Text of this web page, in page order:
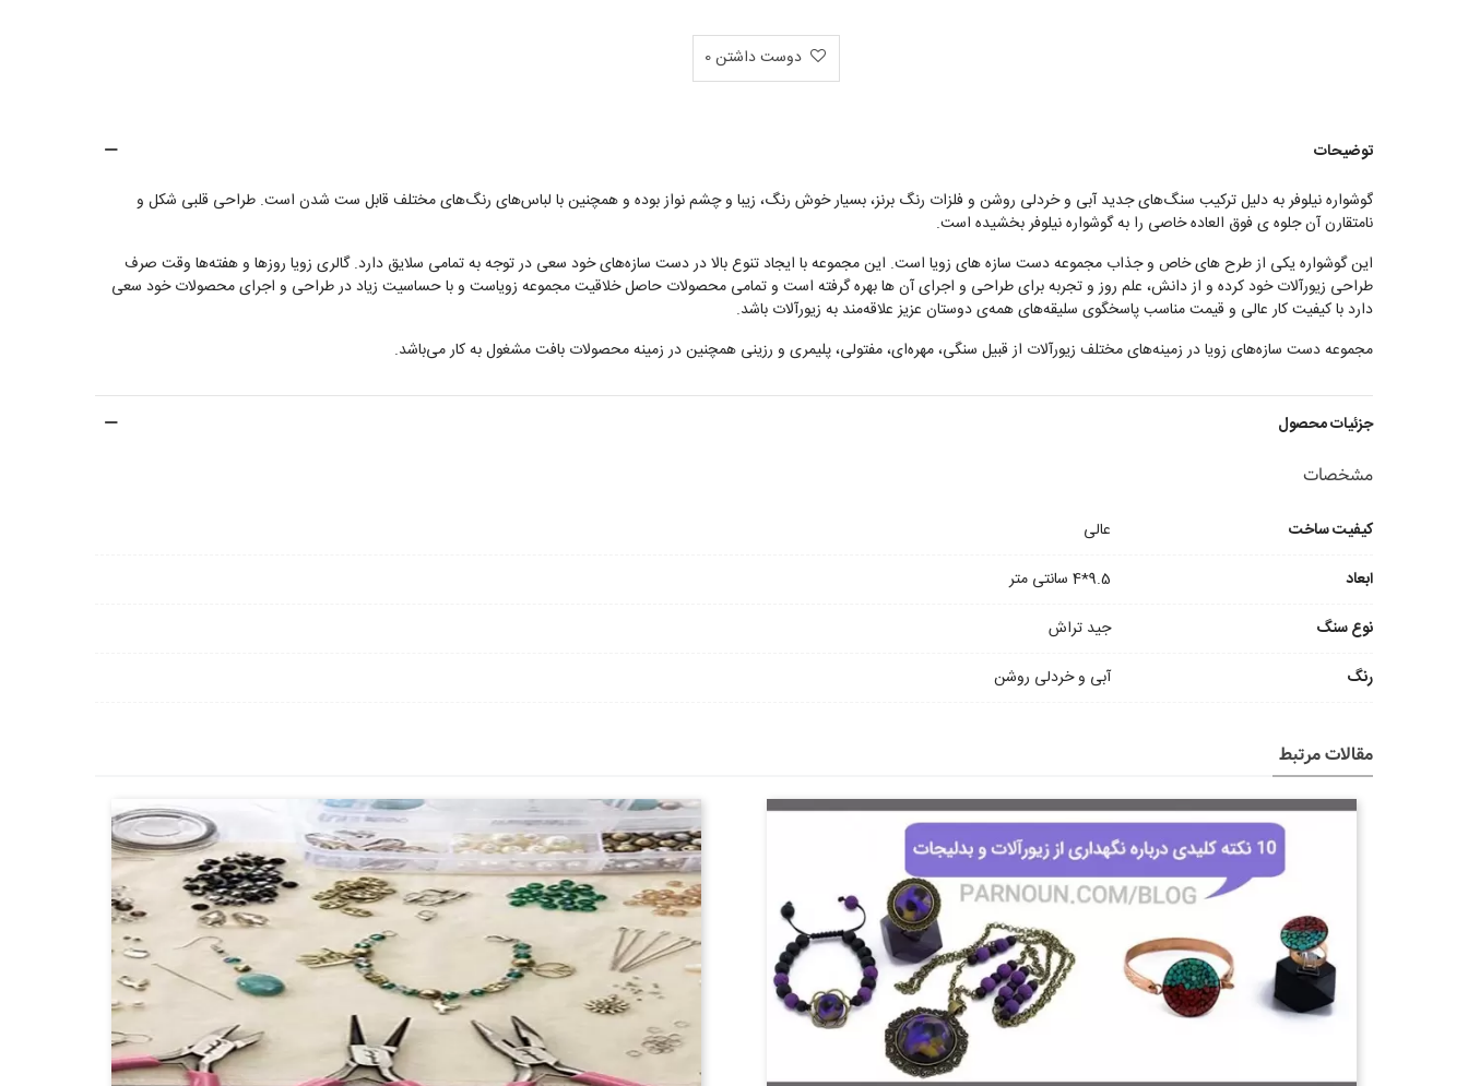
دوست داشتن0
توضیحات
گوشواره نیلوفر به دلیل ترکیب سنگ‌های جدید آبی و خردلی روشن و فلزات رنگ برنز، بسیار خوش رنگ، زیبا و چشم نواز بوده و همچنین با لباس‌های رنگ‌های مختلف قابل ست شدن است. طراحی قلبی شکل و
نامتقارن آن جلوه ی فوق العاده خاصی را به گوشواره نیلوفر بخشیده است.
این گوشواره یکی از طرح های خاص و جذاب مجموعه دست سازه های زویا است. این مجموعه با ایجاد تنوع بالا در دست سازه‌های خود سعی در توجه به تمامی سلایق دارد. گالری زویا روزها و هفته‌ها وقت صرف
طراحی زیورآلات خود کرده و از دانش، علم روز و تجربه برای طراحی و اجرای آن ها بهره گرفته است و تمامی محصولات حاصل خلاقیت مجموعه زویاست و با حساسیت زیاد در طراحی و اجرای محصولات خود سعی
دارد با کیفیت کار عالی و قیمت مناسب پاسخگوی سلیقه‌های همه‌ی دوستان عزیز علاقه‌مند به زیورآلات باشد.
مجموعه دست سازه‌های زویا در زمینه‌های مختلف زیورآلات از قبیل سنگی، مهره‌ای، مفتولی، پلیمری و رزینی همچنین در زمینه محصولات بافت مشغول به کار می‌باشد.
جزئیات محصول
مشخصات
کیفیت ساخت
عالی
ابعاد
9.5*4 سانتی متر
نوع سنگ
جید تراش
رنگ
آبی و خردلی روشن
مقالات مرتبط